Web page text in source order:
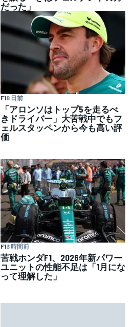
だった」
F18 日前
「アロンソはトップ5を走るべ
きドライバー」大苦戦中でもフ
ェルスタッペンから今も高い評
価
F13 時間前
苦戦ホンダF1、2026年新パワー
ユニットの性能不足は「1月にな
って理解した」